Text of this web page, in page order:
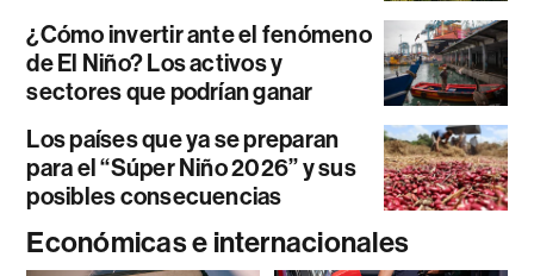
¿Cómo invertir ante el fenómeno
de El Niño? Los activos y
sectores que podrían ganar
Los países que ya se preparan
para el “Súper Niño 2026” y sus
posibles consecuencias
Económicas e internacionales